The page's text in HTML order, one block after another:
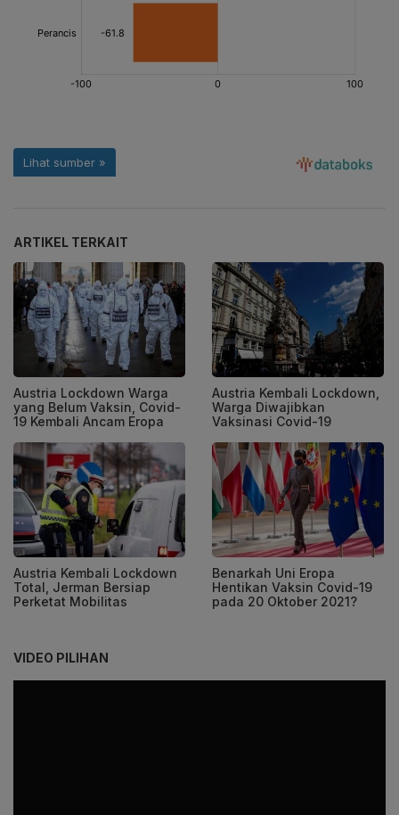
ARTIKEL TERKAIT
Austria Lockdown Warga
yang Belum Vaksin, Covid-
19 Kembali Ancam Eropa
Austria Kembali Lockdown,
Warga Diwajibkan
Vaksinasi Covid-19
Austria Kembali Lockdown
Total, Jerman Bersiap
Perketat Mobilitas
Benarkah Uni Eropa
Hentikan Vaksin Covid-19
pada 20 Oktober 2021?
VIDEO PILIHAN